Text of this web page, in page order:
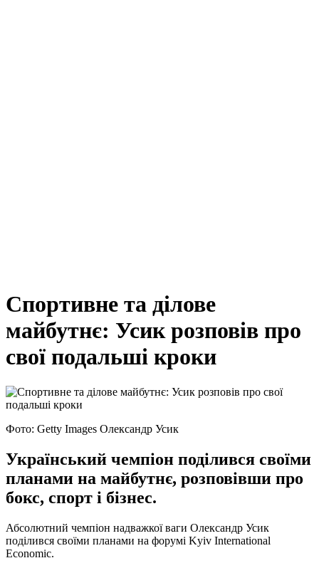
Спортивне та ділове
майбутнє: Усик розповів про
свої подальші кроки
Фото: Getty Images Олександр Усик
Український чемпіон поділився своїми
планами на майбутнє, розповівши про
бокс, спорт і бізнес.
Абсолютний чемпіон надважкої ваги Олександр Усик
поділився своїми планами на форумі Kyiv International
Economic.